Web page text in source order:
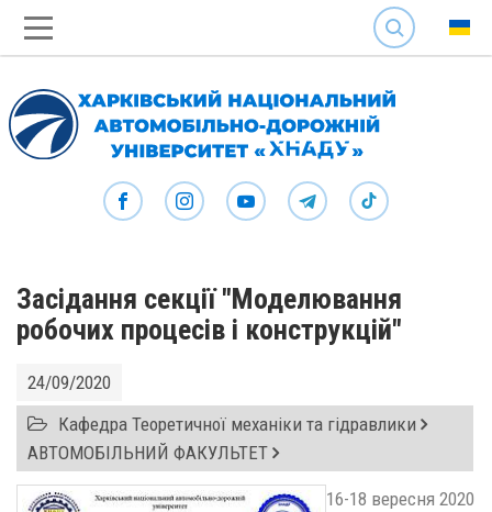
SEARCH
Засідання секції "Моделювання
робочих процесів і конструкцій"
24/09/2020
Кафедра Теоретичної механіки та гідравлики
АВТОМОБІЛЬНИЙ ФАКУЛЬТЕТ
16-18 вересня 2020